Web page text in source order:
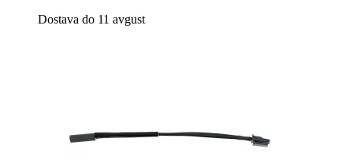
Dostava do 11 avgust